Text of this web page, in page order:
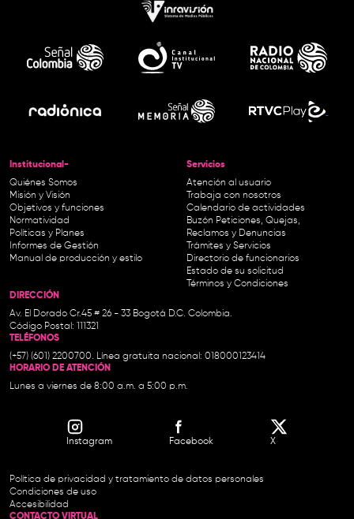
Institucional-
Quiénes Somos
Misión y Visión
Objetivos y funciones
Normatividad
Políticas y Planes
Informes de Gestión
Manual de producción y estilo
Servicios
Atención al usuario
Trabaja con nosotros
Calendario de actividades
Buzón Peticiones, Quejas,
Reclamos y Denuncias
Trámites y Servicios
Directorio de funcionarios
Estado de su solicitud
Términos y Condiciones
DIRECCIÓN
Av. El Dorado Cr.45 # 26 - 33 Bogotá D.C. Colombia.
Código Postal: 111321
TELÉFONOS
(+57) (601) 2200700. Línea gratuita nacional: 018000123414
HORARIO DE ATENCIÓN
Lunes a viernes de 8:00 a.m. a 5:00 p.m.
Instagram Facebook X
Política de privacidad y tratamiento de datos personales
Condiciones de uso
Accesibilidad
CONTACTO VIRTUAL